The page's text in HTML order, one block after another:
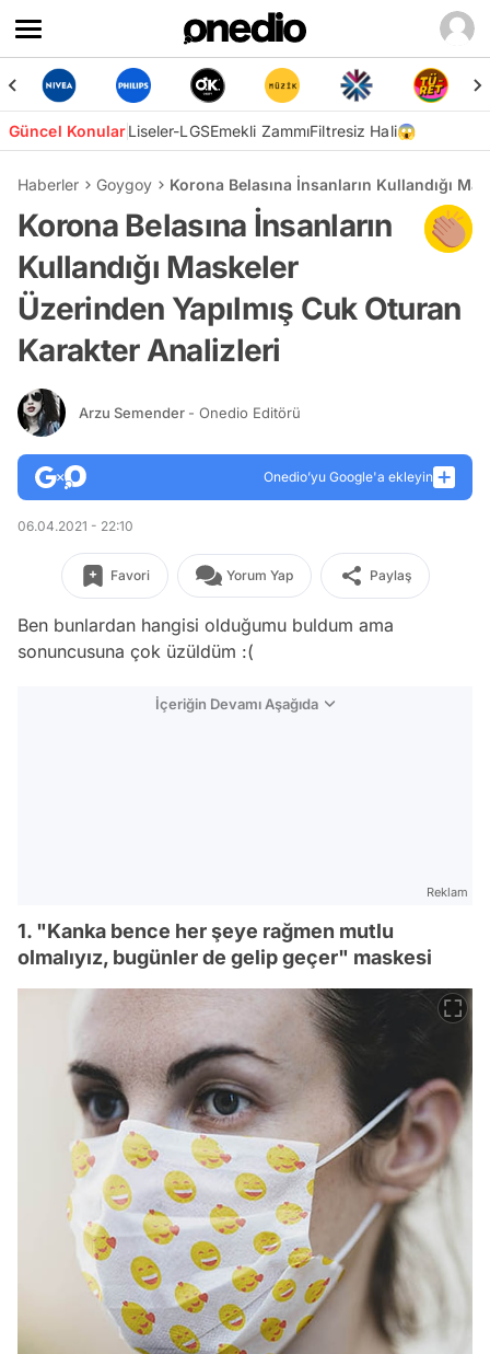
Güncel KonularLiseler-LGSEmekli ZammıFiltresiz Hali😱
Haberler Goygoy Korona Belasına İnsanların Kullandığı
Korona Belasına İnsanların
Kullandığı Maskeler
Üzerinden Yapılmış Cuk Oturan
Karakter Analizleri
Arzu Semender - Onedio Editörü
Onedio’yu Google'a ekleyin
06.04.2021 - 22:10
Favori Yorum Yap Paylaş
Ben bunlardan hangisi olduğumu buldum ama
sonuncusuna çok üzüldüm :(
İçeriğin Devamı Aşağıda
Reklam
1. "Kanka bence her şeye rağmen mutlu
olmalıyız, bugünler de gelip geçer" maskesi